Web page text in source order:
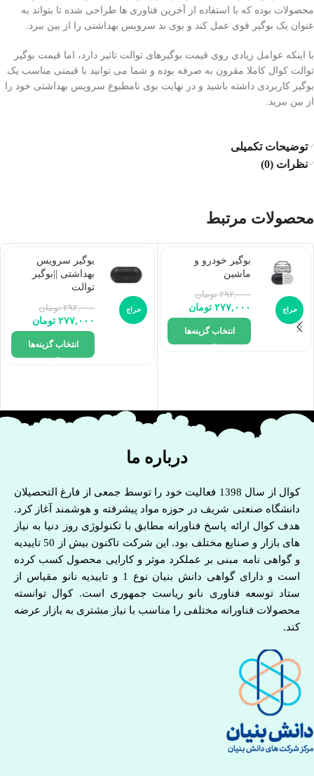
محصولات بوده که با استفاده از آخرین فناوری ها طراحی شده تا بتواند به
عنوان یک بوگیر قوی عمل کند و بوی بد سرویس بهداشتی را از بین ببرد.
با اینکه عوامل زیادی روی قیمت بوگیرهای توالت تاثیر دارد، اما قیمت بوگیر
توالت کوال کاملا مقرون به صرفه بوده و شما می توانید با قیمتی مناسب یک
بوگیر کاربردی داشته باشید و در نهایت بوی نامطبوع سرویس بهداشتی خود را
از بین ببرید.
توضیحات تکمیلی
نظرات (0)
محصولات مرتبط
حراج
بوگیر خودرو و
ماشین
۲۹۲,۰۰۰ تومان
۲۷۷,۰۰۰ تومان
انتخاب گزینه‌ها
حراج
بوگیر سرویس
بهداشتی ||‌بوگیر
توالت
۲۹۲,۰۰۰ تومان
۲۷۷,۰۰۰ تومان
انتخاب گزینه‌ها
درباره ما
کوال از سال 1398 فعالیت خود را توسط جمعی از فارغ التحصیلان
دانشگاه صنعتی شریف در حوزه مواد پیشرفته و هوشمند آغاز کرد.
هدف کوال ارائه پاسخ فناورانه مطابق با تکنولوژی روز دنیا به نیاز
های بازار و صنایع مختلف بود. این شرکت تاکنون بیش از 50 تاییدیه
و گواهی نامه مبنی بر عملکرد موثر و کارایی محصول کسب کرده
است و دارای گواهی دانش بنیان نوع 1 و تاییدیه نانو مقیاس از
ستاد توسعه فناوری نانو ریاست جمهوری است. کوال توانسته
محصولات فناورانه مختلفی را مناسب با نیاز مشتری به بازار عرضه
کند.